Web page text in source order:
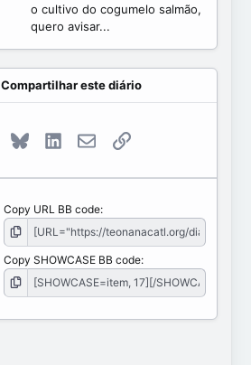
o cultivo do cogumelo salmão,
quero avisar...
Compartilhar este diário
BlueskyLinkedInE-mailLink
Copy URL BB code
Copy SHOWCASE BB code